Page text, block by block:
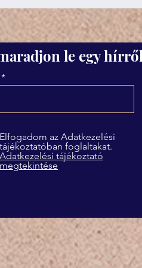
le egy
Elfogadom az Adatkezelési
tájékoztatóban foglaltakat.
Adatkezelési tájékoztató
megtekintése